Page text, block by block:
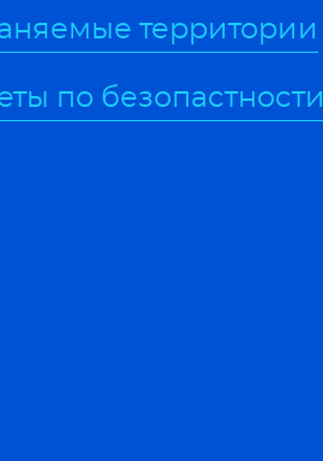
территории
по безопастности